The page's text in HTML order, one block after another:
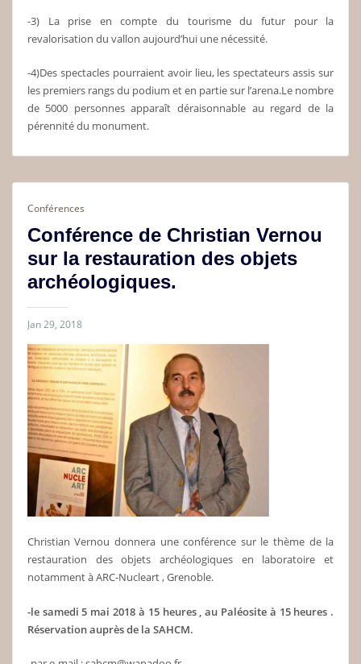
-3) La prise en compte du tourisme du futur pour la
revalorisation du vallon aujourd’hui une nécessité.
-4)Des spectacles pourraient avoir lieu, les spectateurs assis sur
les premiers rangs du podium et en partie sur l’arena.Le nombre
de 5000 personnes apparaît déraisonnable au regard de la
pérennité du monument.
Conférences
Conférence de Christian Vernou
sur la restauration des objets
archéologiques.
Jan 29, 2018
Christian Vernou donnera une conférence sur le thème de la
restauration des objets archéologiques en laboratoire et
notamment à ARC-Nucleart , Grenoble.
-le samedi 5 mai 2018 à 15 heures , au Paléosite à 15 heures .
Réservation auprès de la SAHCM.